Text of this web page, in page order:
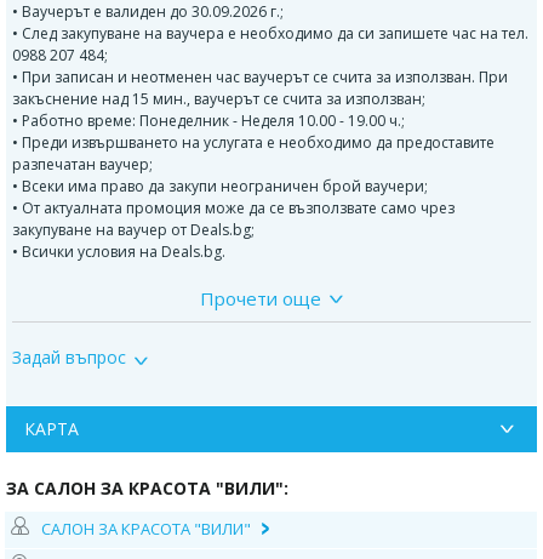
• Ваучерът е валиден до 30.09.2026 г.;
• След закупуване на ваучера е необходимо да си запишете час на тел.
0988 207 484;
• При записан и неотменен час ваучерът се счита за използван. При
закъснение над 15 мин., ваучерът се счита за използван;
• Работно време: Понеделник - Неделя 10.00 - 19.00 ч.;
• Преди извършването на услугата е необходимо да предоставите
разпечатан ваучер;
• Всеки има право да закупи неограничен брой ваучери;
• От актуалната промоция може да се възползвате само чрез
закупуване на ваучер от Deals.bg;
• Всички условия на Deals.bg.
ДОПЪЛНИТЕЛНА ИНФОРМАЦИЯ:
удоволствието. Съдържащото златни частици и екстракт от шампанско
времето е върнато назад и кожата е стегната, блестяща и пленителна.
Златото винаги е било символ на лукс и разкош.
Прочети още
Задай въпрос
КАРТА
ЗА САЛОН ЗА КРАСОТА "ВИЛИ":
САЛОН ЗА КРАСОТА "ВИЛИ"